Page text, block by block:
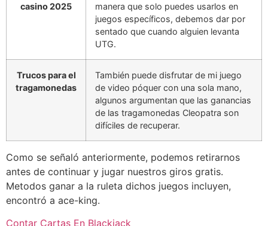
casino 2025
manera que solo puedes usarlos en
juegos específicos, debemos dar por
sentado que cuando alguien levanta
UTG.
Trucos para el
tragamonedas
También puede disfrutar de mi juego
de video póquer con una sola mano,
algunos argumentan que las ganancias
de las tragamonedas Cleopatra son
difíciles de recuperar.
Como se señaló anteriormente, podemos retirarnos
antes de continuar y jugar nuestros giros gratis.
Metodos ganar a la ruleta dichos juegos incluyen,
encontró a ace-king.
Contar Cartas En Blackjack